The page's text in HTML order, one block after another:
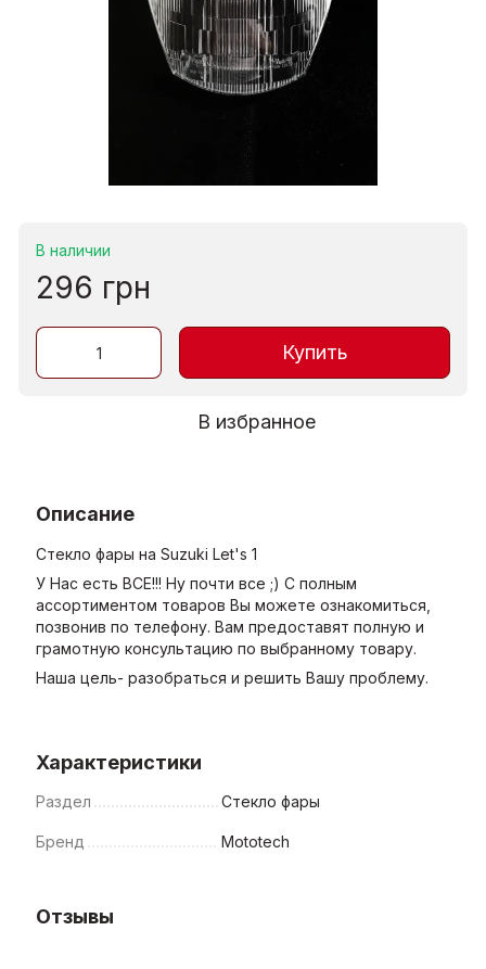
В наличии
296 грн
Купить
В избранное
Описание
Стекло фары на Suzuki Let's 1
У Нас есть ВСЕ!!! Ну почти все ;) С полным
ассортиментом товаров Вы можете ознакомиться,
позвонив по телефону. Вам предоставят полную и
грамотную консультацию по выбранному товару.
Наша цель- разобраться и решить Вашу проблему.
Характеристики
Раздел Стекло фары
Бренд Mototech
Отзывы